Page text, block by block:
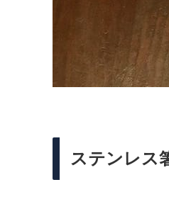
ステンレス